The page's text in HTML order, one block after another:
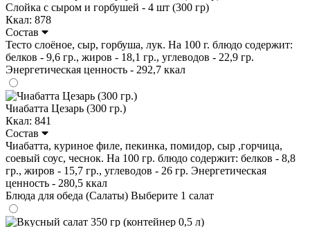
Слойка с сыром и горбушей - 4 шт (300 гр)
Ккал: 878
Состав
Тесто слоёное, сыр, горбуша, лук. На 100 г. блюдо содержит:
белков - 9,6 гр., жиров - 18,1 гр., углеводов - 22,9 гр.
Энергетическая ценность - 292,7 ккал
Чиабатта Цезарь (300 гр.)
Ккал: 841
Состав
Чиабатта, куриное филе, пекинка, помидор, сыр ,горчица,
соевый соус, чеснок. На 100 гр. блюдо содержит: белков - 8,8
гр., жиров - 15,7 гр., углеводов - 26 гр. Энергетическая
ценность - 280,5 ккал
Блюда для обеда (Салаты) Выберите 1 салат